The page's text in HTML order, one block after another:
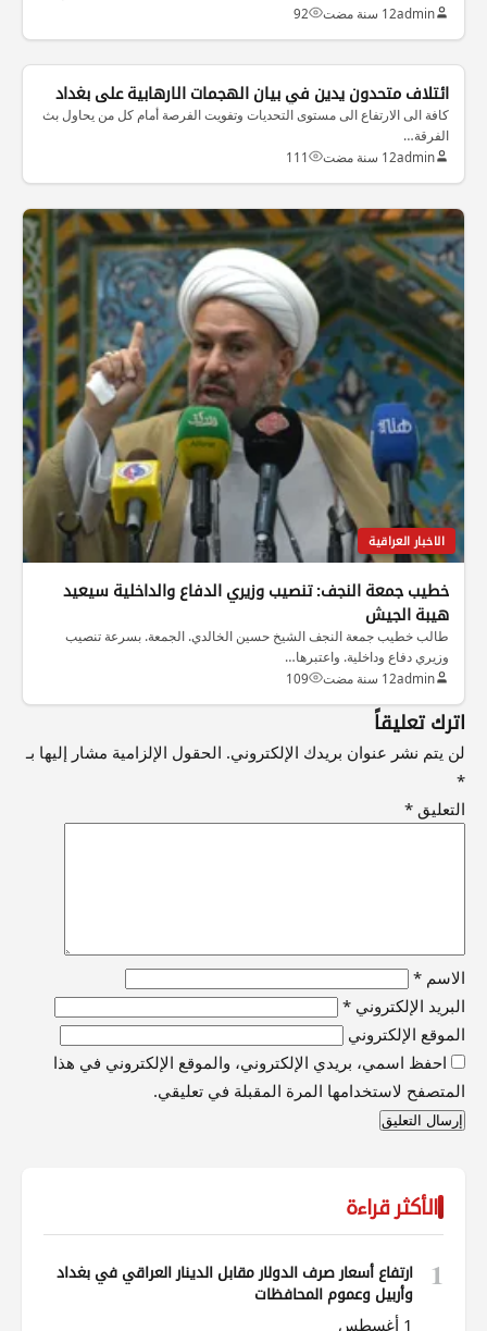
admin12 سنة مضت 92
الاخبار العراقية
ائتلاف متحدون يدين في بيان الهجمات الارهابية على بغداد
كافة الى الارتفاع الى مستوى التحديات وتفويت الفرصة أمام كل من يحاول بث
الفرقة…
admin12 سنة مضت 111
الاخبار العراقية
خطيب جمعة النجف: تنصيب وزيري الدفاع والداخلية سيعيد
هيبة الجيش
طالب خطيب جمعة النجف الشيخ حسين الخالدي. الجمعة. بسرعة تنصيب
وزيري دفاع وداخلية. واعتبرها…
admin12 سنة مضت 109
اترك تعليقاً
لن يتم نشر عنوان بريدك الإلكتروني. الحقول الإلزامية مشار إليها بـ
*
التعليق *
الاسم *
البريد الإلكتروني *
الموقع الإلكتروني
احفظ اسمي، بريدي الإلكتروني، والموقع الإلكتروني في هذا
المتصفح لاستخدامها المرة المقبلة في تعليقي.
الأكثر قراءة
1
ارتفاع أسعار صرف الدولار مقابل الدينار العراقي في بغداد
وأربيل وعموم المحافظات
1 أغسطس